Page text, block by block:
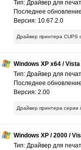
Тип: Драйвер для
Последнее
Версия: 10.67.2.0
Драйвер принтера CUPS
Windows XP x64 /
Тип: Драйвер для
Последнее
Версия: 2.00
Драйвер принтера серии
Windows XP / 2000 /
Тип: Драйвер для